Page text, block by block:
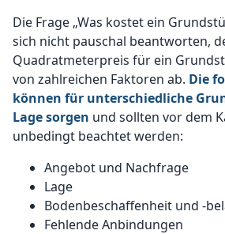
Die Frage „Was kostet ein
sich nicht pauschal beantworten,
Quadratmeterpreis für ein
von zahlreichen Faktoren ab. Die
können für unterschiedliche
Lage sorgen und sollten vor dem
unbedingt beachtet werden:
Angebot und Nachfrage
Lage
Bodenbeschaffenheit und -
Fehlende Anbindungen